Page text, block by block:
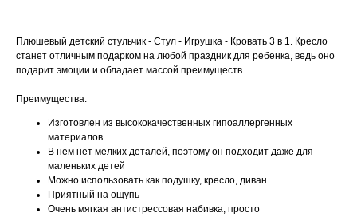
Плюшевый детский стульчик - Стул - Игрушка - Кровать 3 в 1. Кресло
станет отличным подарком на любой праздник для ребенка, ведь оно
подарит эмоции и обладает массой преимуществ.
Преимущества:
Изготовлен из высококачественных гипоаллергенных
материалов
В нем нет мелких деталей, поэтому он подходит даже для
маленьких детей
Можно использовать как подушку, кресло, диван
Приятный на ощупь
Очень мягкая антистрессовая набивка, просто